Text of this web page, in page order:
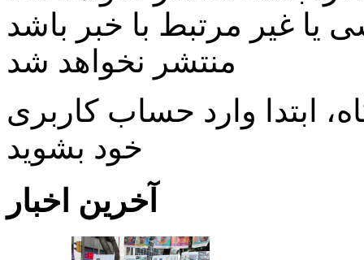
یا غیر مرتبط با خبر باشد
منتشر نخواهد شد
ابتدا وارد حساب كاربری
خود بشويد
آخرین اخبار